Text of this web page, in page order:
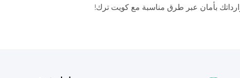
بأمان عبر طرق مناسبة مع كويت ترك!